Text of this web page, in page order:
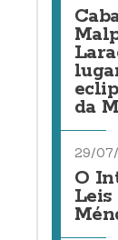
da
29/
O
Leis